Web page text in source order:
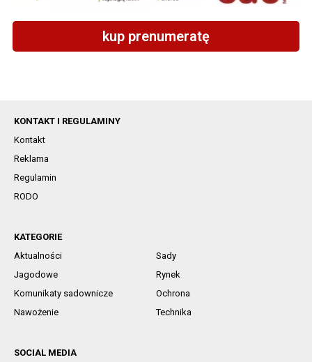
kup prenumeratę
KONTAKT I REGULAMINY
Kontakt
Reklama
Regulamin
RODO
KATEGORIE
Aktualności
Sady
Jagodowe
Rynek
Komunikaty sadownicze
Ochrona
Nawożenie
Technika
SOCIAL MEDIA